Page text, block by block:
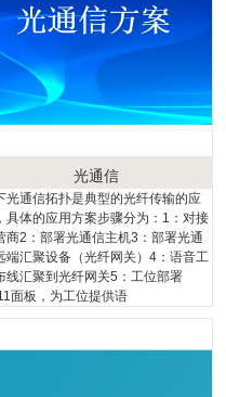
光通信
光通信拓扑是典型的光纤传输的应
具体的应用方案步骤分为：1：对接
商2：部署光通信主机3：部署光通
端汇聚设备（光纤网关）4：语音工
线汇聚到光纤网关5：工位部署
面板，为工位提供语